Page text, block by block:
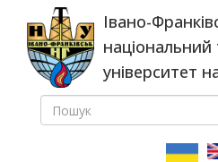
основного
вмісту
Івано-
національний
університет
ПОШУКОВА
ПОШУК